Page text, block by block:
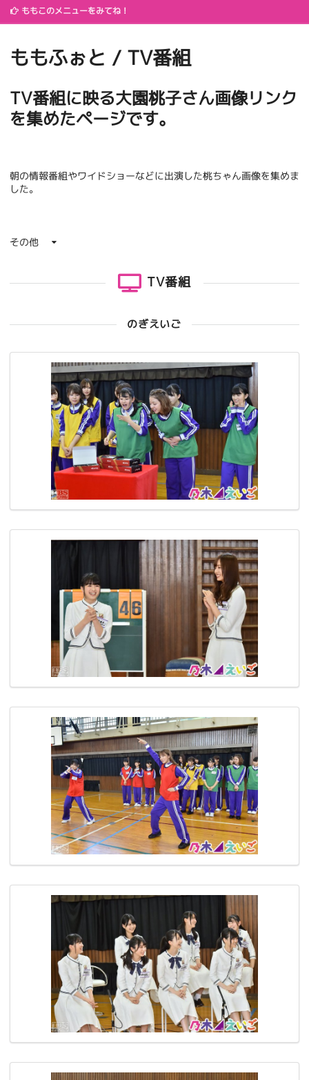
ももこのメニューをみてね！
ももふぉと / TV番組
TV番組に映る大園桃子さん画像リンク
を集めたページです。
朝の情報番組やワイドショーなどに出演した桃ちゃん画像を集めま
した。
その他
TV番組
のぎえいご